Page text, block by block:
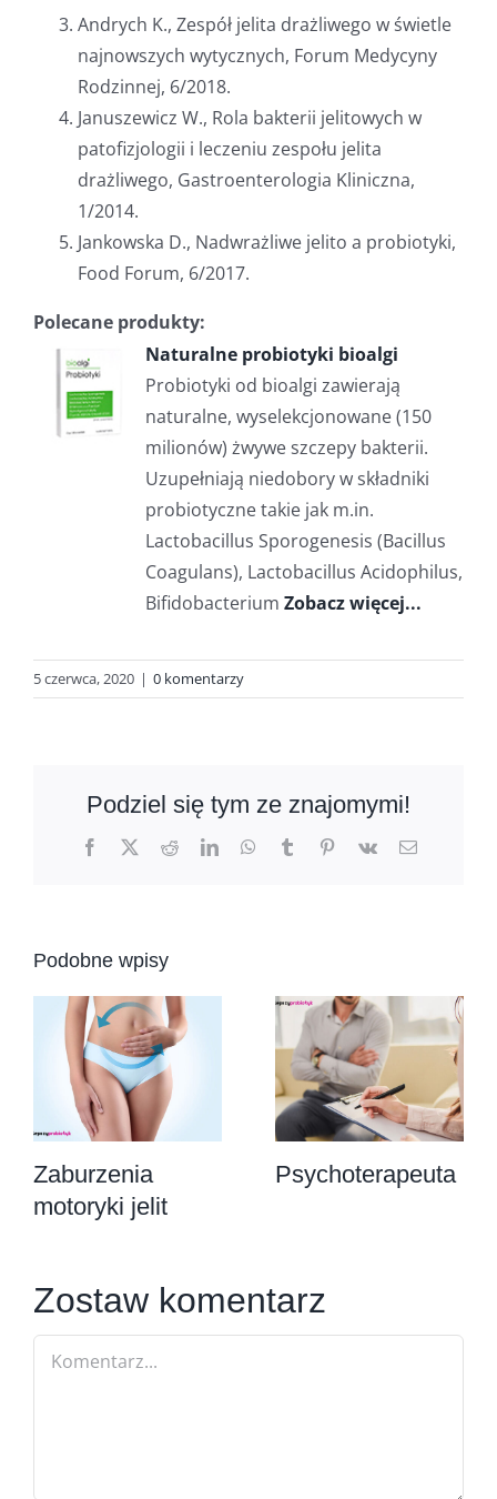
Andrych K., Zespół jelita drażliwego w świetle
najnowszych wytycznych, Forum Medycyny
Rodzinnej, 6/2018.
Januszewicz W., Rola bakterii jelitowych w
patofizjologii i leczeniu zespołu jelita
drażliwego, Gastroenterologia Kliniczna,
1/2014.
Jankowska D., Nadwrażliwe jelito a probiotyki,
Food Forum, 6/2017.
Polecane produkty:
Naturalne probiotyki bioalgi
Probiotyki od bioalgi zawierają
naturalne, wyselekcjonowane (150
milionów) żwywe szczepy bakterii.
Uzupełniają niedobory w składniki
probiotyczne takie jak m.in.
Lactobacillus Sporogenesis (Bacillus
Coagulans), Lactobacillus Acidophilus,
Bifidobacterium Zobacz więcej...
5 czerwca, 2020 | 0 komentarzy
Podziel się tym ze znajomymi!
Facebook
X RedditLinkedInWhatsApp
TumblrPinterest
Vk Email
Podobne wpisy
Zaburzenia
motoryki jelit
Psychoterapeuta
Zostaw komentarz
Comment